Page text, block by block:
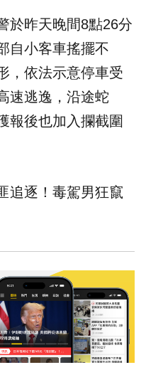
於昨天晚間8點26分
自小客車搖擺不
，依法示意停車受
速逃逸，沿途蛇
報後也加入攔截圍
追逐！毒駕男狂竄